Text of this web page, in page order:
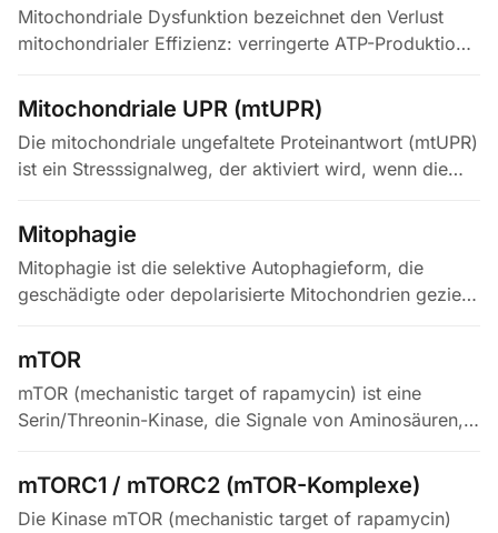
Mitochondriale Dysfunktion bezeichnet den Verlust
mitochondrialer Effizienz: verringerte ATP-Produktion,
Sauerstoffspezies und…
Mitochondriale UPR (mtUPR)
Die mitochondriale ungefaltete Proteinantwort (mtUPR)
ist ein Stresssignalweg, der aktiviert wird, wenn die
HSP60, HSP70 und die…
Mitophagie
Mitophagie ist die selektive Autophagieform, die
geschädigte oder depolarisierte Mitochondrien gezielt
Signalweg ist dabei der am…
mTOR
mTOR (mechanistic target of rapamycin) ist eine
Serin/Threonin-Kinase, die Signale von Aminosäuren,
integriert und Proteinsynthese,…
mTORC1 / mTORC2 (mTOR-Komplexe)
Die Kinase mTOR (mechanistic target of rapamycin)